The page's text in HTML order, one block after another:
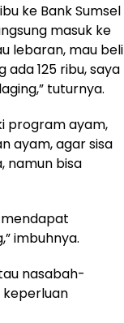
ke Bank Sumsel
masuk ke
lebaran, mau beli
125 ribu, saya
tuturnya.
program ayam,
ayam, agar sisa
namun bisa
mendapat
imbuhnya.
nasabah-
keperluan